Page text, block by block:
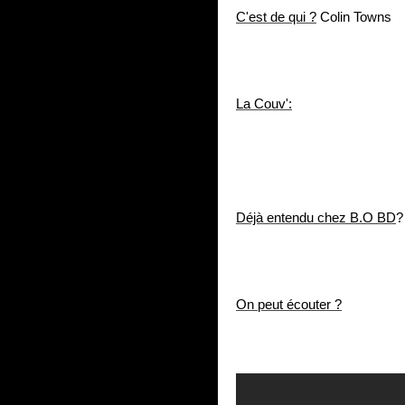
C'est de qui ? Colin Towns
La Couv':
Déjà entendu chez B.O BD
On peut écouter ?